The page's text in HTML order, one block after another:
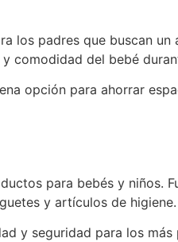
los padres que buscan
comodidad del bebé
opción para ahorrar
para bebés y niños.
y artículos de higiene.
y seguridad para los